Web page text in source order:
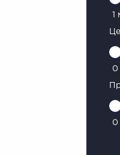
1
0
0